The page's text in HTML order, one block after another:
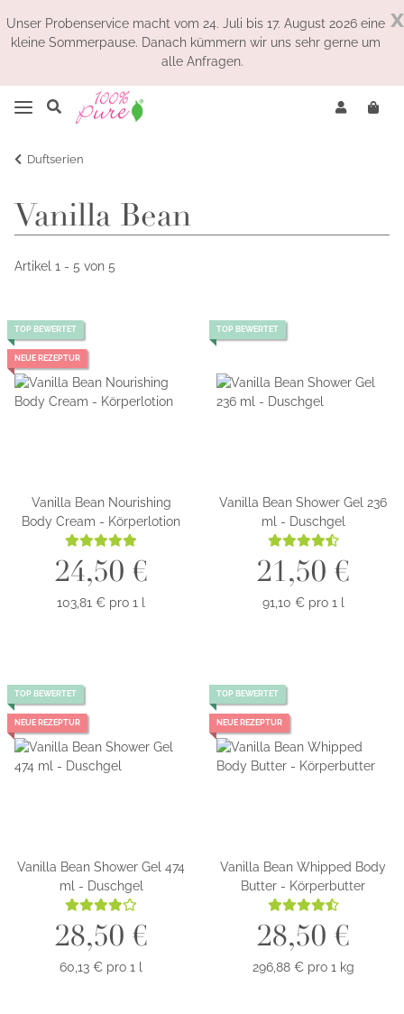
x
Unser Probenservice macht vom 24. Juli bis 17. August 2026 eine
kleine Sommerpause. Danach kümmern wir uns sehr gerne um
alle Anfragen.
Duftserien
Vanilla Bean
Artikel 1 - 5 von 5
TOP BEWERTET
NEUE REZEPTUR
Vanilla Bean Nourishing
Body Cream - Körperlotion
24,50 €
103,81 € pro 1 l
TOP BEWERTET
Vanilla Bean Shower Gel 236
ml - Duschgel
21,50 €
91,10 € pro 1 l
TOP BEWERTET
NEUE REZEPTUR
Vanilla Bean Shower Gel 474
ml - Duschgel
28,50 €
60,13 € pro 1 l
TOP BEWERTET
NEUE REZEPTUR
Vanilla Bean Whipped Body
Butter - Körperbutter
28,50 €
296,88 € pro 1 kg